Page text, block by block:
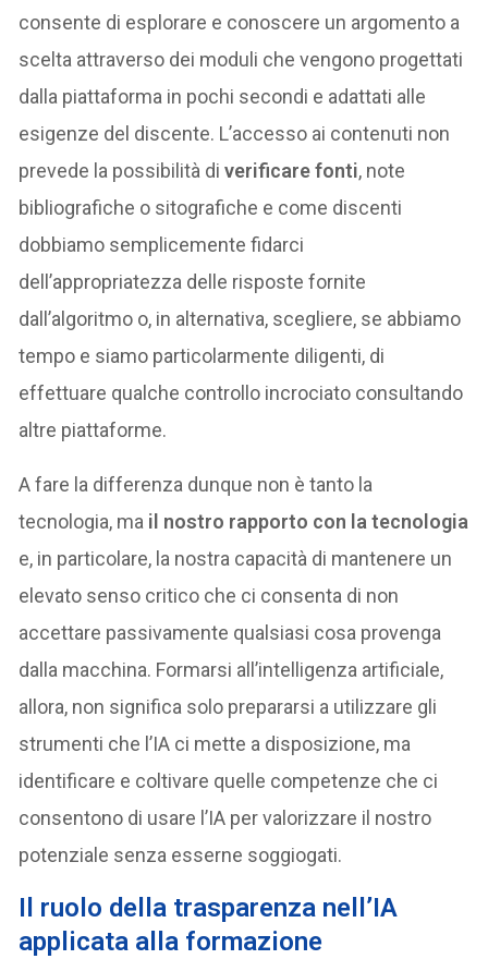
consente di esplorare e conoscere un argomento a
scelta attraverso dei moduli che vengono progettati
dalla piattaforma in pochi secondi e adattati alle
esigenze del discente. L’accesso ai contenuti non
prevede la possibilità di verificare fonti, note
bibliografiche o sitografiche e come discenti
dobbiamo semplicemente fidarci
dell’appropriatezza delle risposte fornite
dall’algoritmo o, in alternativa, scegliere, se abbiamo
tempo e siamo particolarmente diligenti, di
effettuare qualche controllo incrociato consultando
altre piattaforme.
A fare la differenza dunque non è tanto la
tecnologia, ma il nostro rapporto con la tecnologia
e, in particolare, la nostra capacità di mantenere un
elevato senso critico che ci consenta di non
accettare passivamente qualsiasi cosa provenga
dalla macchina. Formarsi all’intelligenza artificiale,
allora, non significa solo prepararsi a utilizzare gli
strumenti che l’IA ci mette a disposizione, ma
identificare e coltivare quelle competenze che ci
consentono di usare l’IA per valorizzare il nostro
potenziale senza esserne soggiogati.
Il ruolo della trasparenza nell’IA
applicata alla formazione